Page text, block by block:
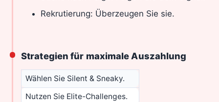
Rekrutierung: Überzeugen Sie sie.
Strategien für maximale Auszahlung
Wählen Sie Silent & Sneaky.
Nutzen Sie Elite-Challenges.